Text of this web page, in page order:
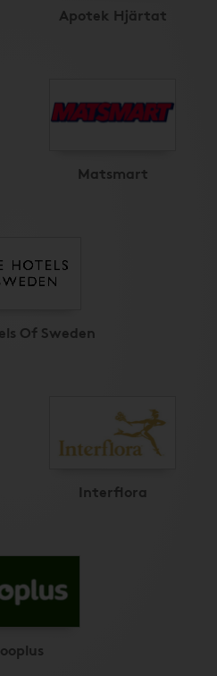
Apotek Hjärtat
Matsmart
Of Sweden
Interflora